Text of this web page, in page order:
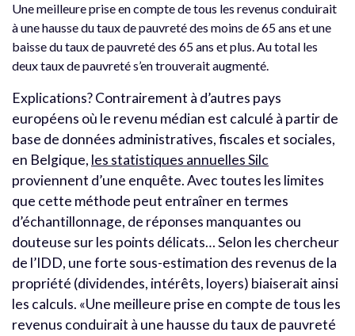
Une meilleure prise en compte de tous les revenus conduirait
à une hausse du taux de pauvreté des moins de 65 ans et une
baisse du taux de pauvreté des 65 ans et plus. Au total les
deux taux de pauvreté s’en trouverait augmenté.
Explications? Contrairement à d’autres pays
européens où le revenu médian est calculé à partir de
base de données administratives, fiscales et sociales,
en Belgique, les statistiques annuelles Silc
proviennent d’une enquête. Avec toutes les limites
que cette méthode peut entraîner en termes
d’échantillonnage, de réponses manquantes ou
douteuse sur les points délicats… Selon les chercheur
de l’IDD, une forte sous-estimation des revenus de la
propriété (dividendes, intérêts, loyers) biaiserait ainsi
les calculs. «Une meilleure prise en compte de tous les
revenus conduirait à une hausse du taux de pauvreté